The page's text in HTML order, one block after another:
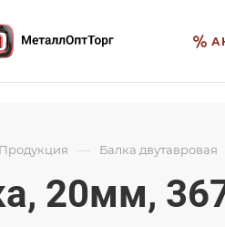
Продукция — Балка двутавровая
20мм,